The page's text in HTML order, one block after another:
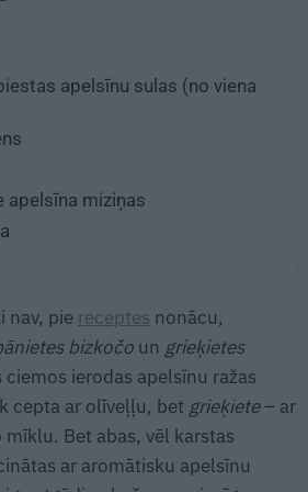
apelsīnu sulas (no viena
apelsīna miziņas
nav, pie receptes nonācu,
bizkočo un grieķietes
ciemos ierodas apelsīnu ražas
cepta ar olīveļļu, bet grieķiete– ar
Bet abas, vēl karstas
ar aromātisku apelsīnu